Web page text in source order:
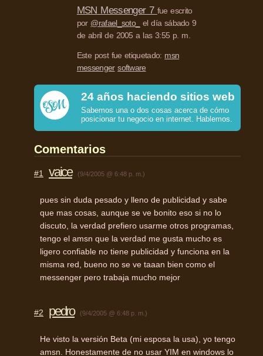
MSN Messenger 7 fue escrito
por @rafael_soto_
el día sábado 9
de abril de 2005 a las 3:55 p. m.
Este post fue etiquetado: msn
messenger software
24 años haciendo sitios web
Sabemos una o dos cosas acerca de cómo
posicionar tu negocio en internet. Hablemos.
Comentarios
#1 vaice (9/4/2005 @ 6:48 p. m.)
pues sin duda pesado y lleno de publicidad y sabe
que mas cosas, aunque se ve bonito eso si no lo
discuto, la verdad prefiero usarme otros programas,
tengo el amsn que la verdad me gusta mucho es
ligero confiable no tiene publicidad y funciona en la
misma red, bueno no se ve taaan bien como el
messenger pero trabaja mucho mejor
#2 pedro (9/4/2005 @ 6:48 p. m.)
He visto la versión Beta (mi esposa la usa), yo tengo
amsn. Honestamente de no usar YIM en windows lo